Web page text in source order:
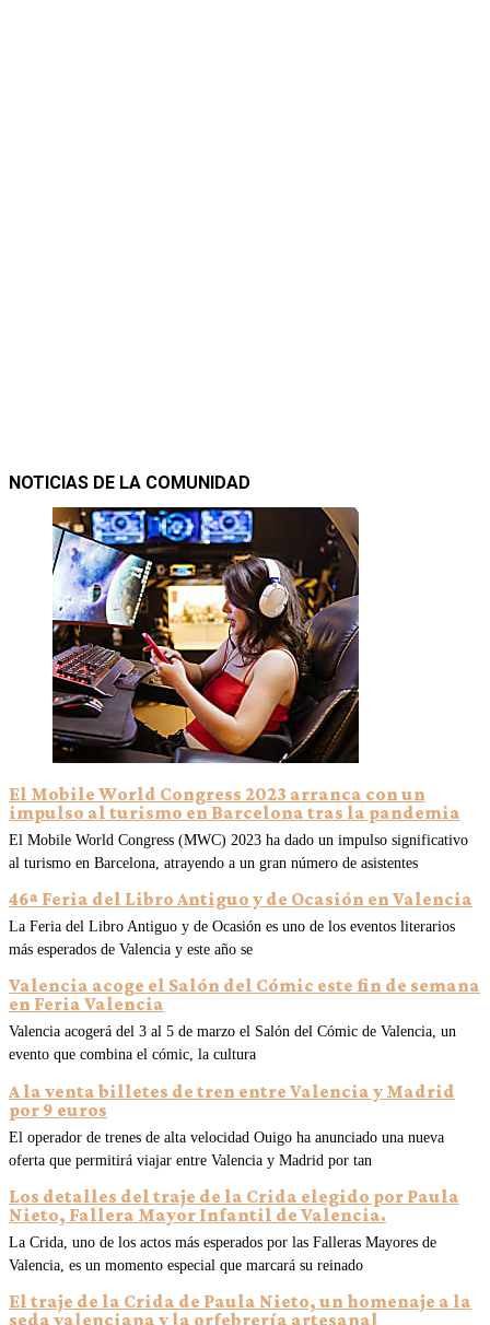
NOTICIAS DE LA COMUNIDAD
El Mobile World Congress 2023 arranca con un
impulso al turismo en Barcelona tras la pandemia
El Mobile World Congress (MWC) 2023 ha dado un impulso significativo
al turismo en Barcelona, atrayendo a un gran número de asistentes
46ª Feria del Libro Antiguo y de Ocasión en Valencia
La Feria del Libro Antiguo y de Ocasión es uno de los eventos literarios
más esperados de Valencia y este año se
Valencia acoge el Salón del Cómic este fin de semana
en Feria Valencia
Valencia acogerá del 3 al 5 de marzo el Salón del Cómic de Valencia, un
evento que combina el cómic, la cultura
A la venta billetes de tren entre Valencia y Madrid
por 9 euros
El operador de trenes de alta velocidad Ouigo ha anunciado una nueva
oferta que permitirá viajar entre Valencia y Madrid por tan
Los detalles del traje de la Crida elegido por Paula
Nieto, Fallera Mayor Infantil de Valencia.
La Crida, uno de los actos más esperados por las Falleras Mayores de
Valencia, es un momento especial que marcará su reinado
El traje de la Crida de Paula Nieto, un homenaje a la
seda valenciana y la orfebrería artesanal